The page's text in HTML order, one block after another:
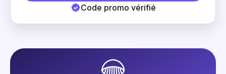
Code promo vérifié